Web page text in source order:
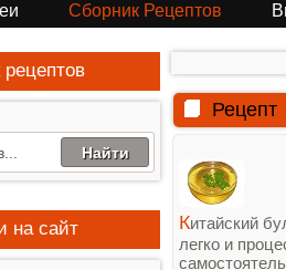
Сборник Рецептов
Рецепт
Китайский
легко и
рецептов
на сайт